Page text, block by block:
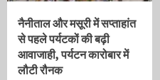
नैनीताल और मसूरी में सप्ताहांत
से पहले पर्यटकों की बढ़ी
आवाजाही, पर्यटन कारोबार में
लौटी रौनक